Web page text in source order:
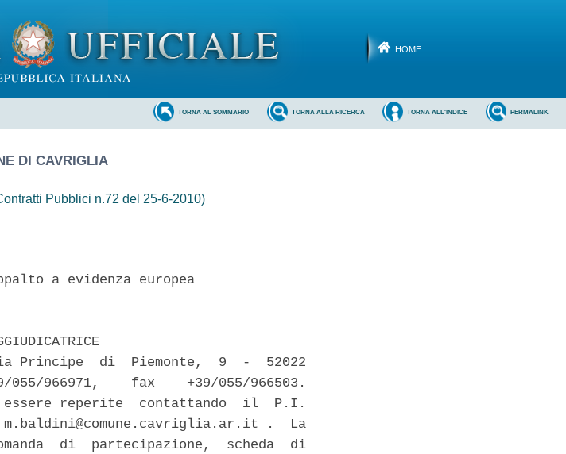
HOME
PERMALINK
TORNA ALL'INDICE
TORNA ALLA RICERCA
TORNA AL SOMMARIO
DI CAVRIGLIA
Pubblici n.72 del 25-6-2010)
a evidenza europea
Principe  di  Piemonte,  9  -  52022
966971,    fax    +39/055/966503.
essere reperite  contattando  il  P.I.
m.baldini@comune.cavriglia.ar.it .  La
di  partecipazione,  scheda  di